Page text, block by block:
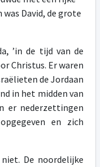
David, de grote
’in de tijd van de
Christus. Er waren
de Jordaan
in het midden van
er nederzettingen
en zich
De noordelijke